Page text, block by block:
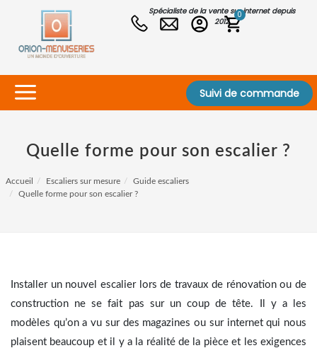
Spécialiste de la vente sur internet depuis
2012
0
Suivi de commande
Quelle forme pour son escalier ?
Accueil Escaliers sur mesure
Guide escaliers
Quelle forme pour son escalier ?
Installer un nouvel escalier lors de travaux de rénovation ou de
construction ne se fait pas sur un coup de tête. Il y a les
modèles qu’on a vu sur des magazines ou sur internet qui nous
plaisent beaucoup et il y a la réalité de la pièce et les exigences